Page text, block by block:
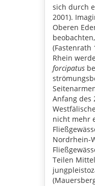
sich durch
2001).
Oberen
(Fastenrath
Rhein
forcipatus
Anfang des
nicht mehr
Nordrhein-
Teilen